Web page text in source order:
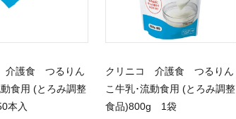
介護食 つるりん
食用 (とろみ調整
本入
クリニコ 介護食 つるりん
こ牛乳･流動食用 (とろみ調整
食品)800g 1袋